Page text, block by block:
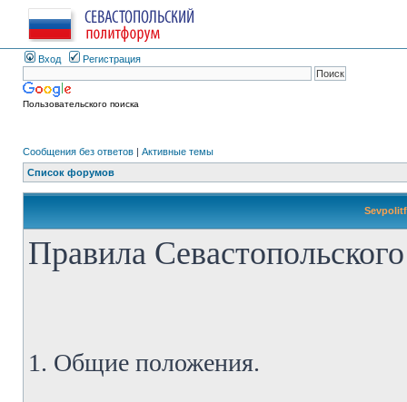
Вход Регистрация
Пользовательского поиска
Сообщения без ответов | Активные темы
Список форумов
Правила
1. Общие положения.